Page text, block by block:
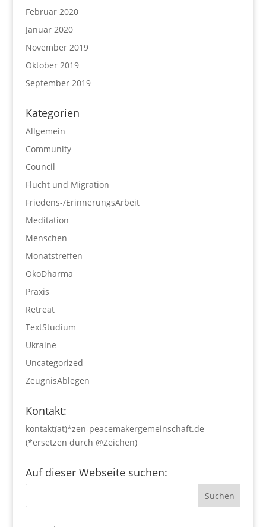
Februar 2020
Januar 2020
November 2019
Oktober 2019
September 2019
Kategorien
Allgemein
Community
Council
Flucht und Migration
Friedens-/ErinnerungsArbeit
Meditation
Menschen
Monatstreffen
ÖkoDharma
Praxis
Retreat
TextStudium
Ukraine
Uncategorized
ZeugnisAblegen
Kontakt:
kontakt(at)*zen-peacemakergemeinschaft.de
(*ersetzen durch @Zeichen)
Auf dieser Webseite suchen: